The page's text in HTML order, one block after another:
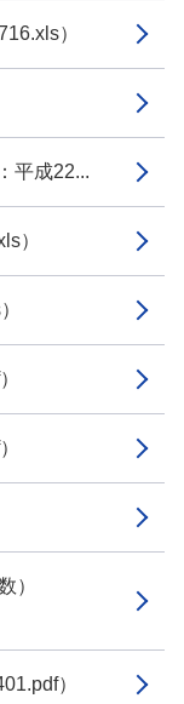
）
平成22...
）
）
）